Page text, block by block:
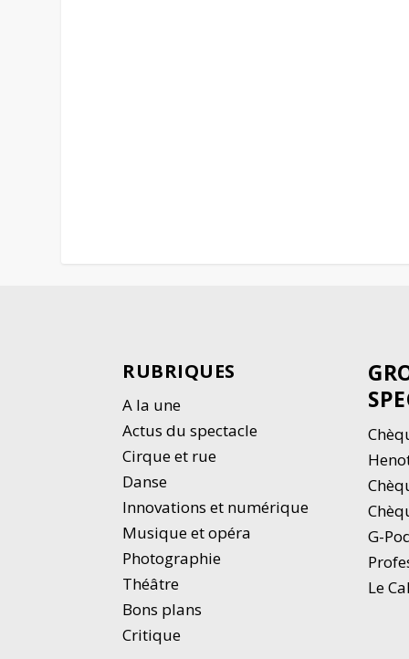
RUBRIQUES
A la une
Actus du spectacle
Cirque et rue
Danse
Innovations et numérique
Musique et opéra
Photographie
Théâtre
Bons plans
Critique
G-
Le